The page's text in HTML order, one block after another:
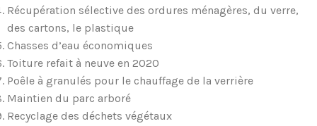
Récupération sélective des ordures ménagères, du verre,
des cartons, le plastique
Chasses d’eau économiques
Toiture refait à neuve en 2020
Poêle à granulés pour le chauffage de la verrière
Maintien du parc arboré
Recyclage des déchets végétaux